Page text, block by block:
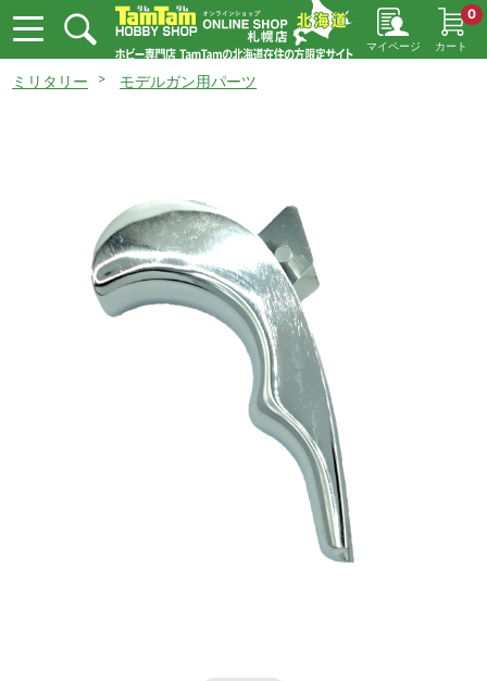
マイページ カート
0
ミリタリー モデルガン用パーツ